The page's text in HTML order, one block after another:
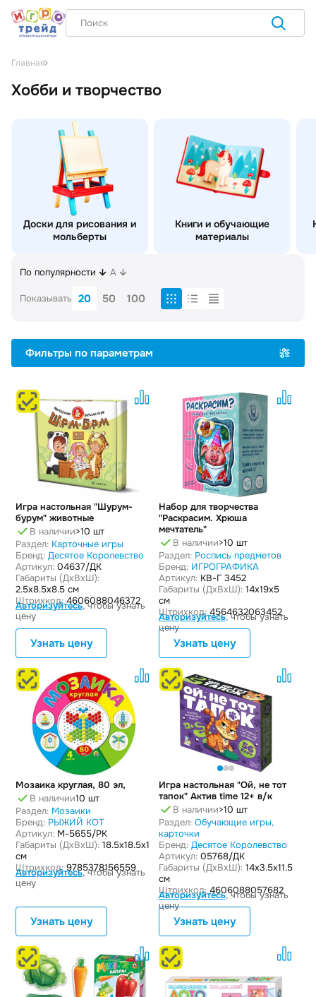
Главная
Хобби и творчество
Доски для рисования и
мольберты
Книги и обучающие
материалы
По популярности A
Показывать 20 50 100
Фильтры по параметрам
Игра настольная "Шурум-
бурум" животные
В наличии>10 шт
Раздел: Карточные игры
Бренд: Десятое Королевство
Артикул: 04637/ДК
Габариты (ДxВxШ):
2.5x8.5x8.5 см
Штрихкод: 4606088046372
Авторизуйтесь, чтобы узнать
цену
Узнать цену
Набор для творчества
"Раскрасим. Хрюша
мечтатель"
В наличии>10 шт
Раздел: Роспись предметов
Бренд: ИГРОГРАФИКА
Артикул:КВ-Г 3452
Габариты (ДxВxШ):14x19x5
см
Штрихкод:4564632063452
Авторизуйтесь, чтобы узнать
цену
Узнать цену
Мозаика круглая, 80 эл,
В наличии10 шт
Раздел: Мозаики
Бренд: РЫЖИЙ КОТ
Артикул: М-5655/РК
Габариты (ДxВxШ): 18.5x18.5x1
см
Штрихкод: 9785378156559
Авторизуйтесь, чтобы узнать
цену
Узнать цену
Игра настольная "Ой, не тот
тапок" Актив time 12+ в/к
В наличии>10 шт
Раздел: Обучающие игры,
карточки
Бренд: Десятое Королевство
Артикул:05768/ДК
Габариты (ДxВxШ):14x3.5x11.5
см
Штрихкод:4606088057682
Авторизуйтесь, чтобы узнать
цену
Узнать цену